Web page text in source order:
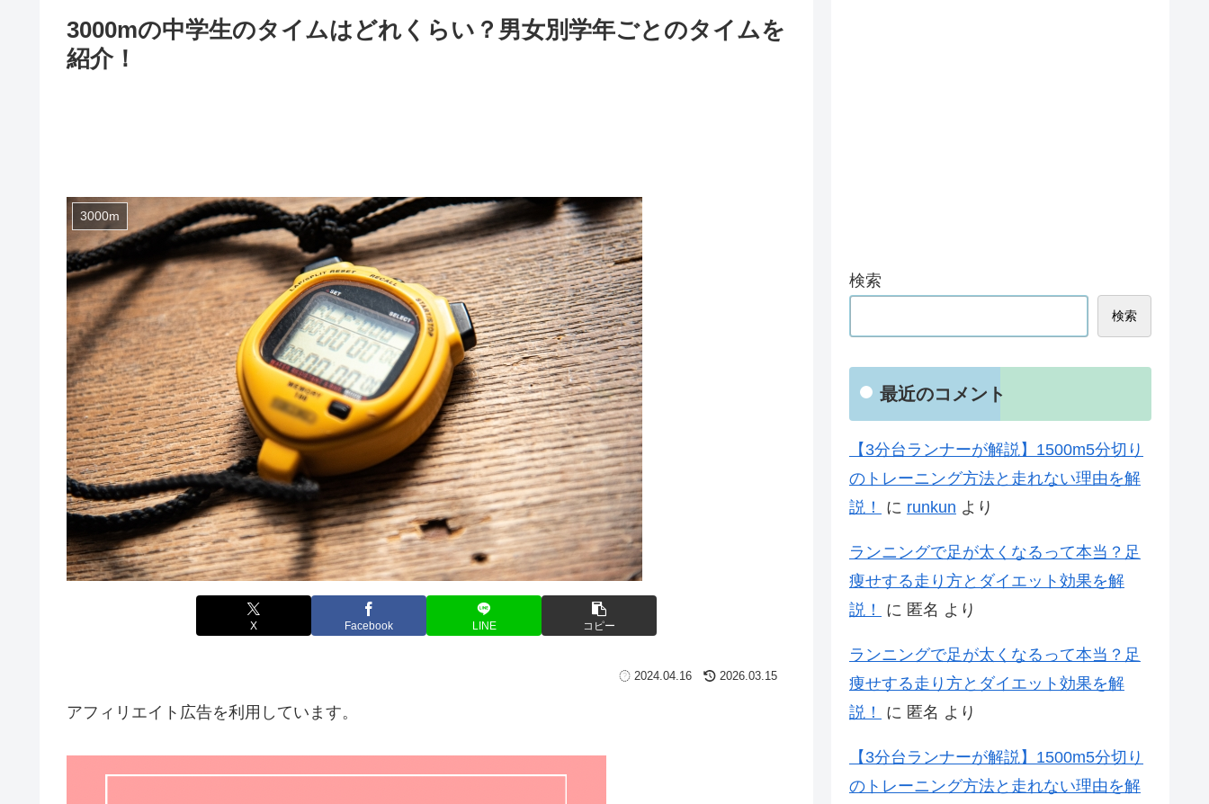
3000mの中学生のタイムはどれくらい？男女別学年ごとのタイムを
紹介！
3000m
X Facebook LINE コピー
2024.04.16 2026.03.15
アフィリエイト広告を利用しています。
検索
検索
最近のコメント
【3分台ランナーが解説】1500m5分切り
のトレーニング方法と走れない理由を解
説！
に runkun より
ランニングで足が太くなるって本当？足
痩せする走り方とダイエット効果を解
説！
に 匿名 より
ランニングで足が太くなるって本当？足
痩せする走り方とダイエット効果を解
説！
に 匿名 より
【3分台ランナーが解説】1500m5分切り
のトレーニング方法と走れない理由を解